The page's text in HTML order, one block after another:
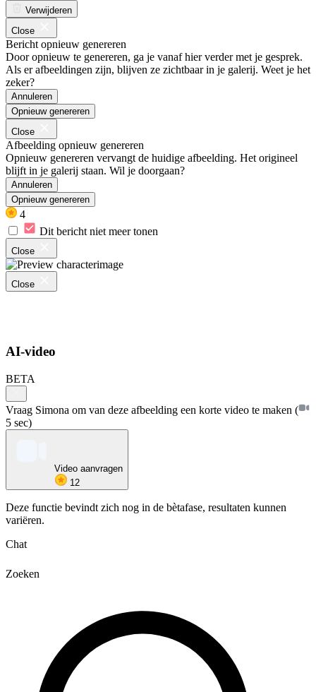
Verwijderen
Close
Bericht opnieuw genereren
Door opnieuw te genereren, ga je vanaf hier verder met je gesprek.
Als er afbeeldingen zijn, blijven ze zichtbaar in je galerij. Weet je het
zeker?
Annuleren
Opnieuw genereren
Close
Afbeelding opnieuw genereren
Opnieuw genereren vervangt de huidige afbeelding. Het origineel
blijft in je galerij staan. Wil je doorgaan?
Annuleren
Opnieuw genereren
4
Dit bericht niet meer tonen
Close
Close
AI-video
BETA
Vraag Simona om van deze afbeelding een korte video te maken (
5 sec)
Video aanvragen
12
Deze functie bevindt zich nog in de bètafase, resultaten kunnen
variëren.
Chat
Zoeken